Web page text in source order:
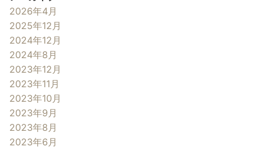
2026年4月
2025年12月
2024年12月
2024年8月
2023年12月
2023年11月
2023年10月
2023年9月
2023年8月
2023年6月